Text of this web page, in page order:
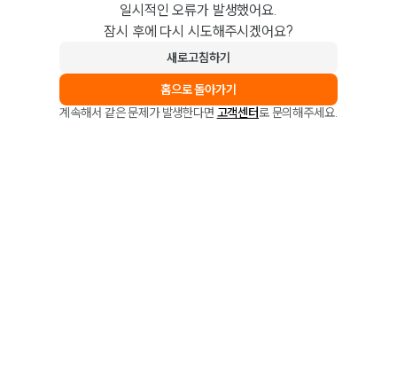
일시적인 오류가 발생했어요.
잠시 후에 다시 시도해주시겠어요?
새로고침하기
홈으로 돌아가기
계속해서 같은 문제가 발생한다면 고객센터로 문의해주세요.